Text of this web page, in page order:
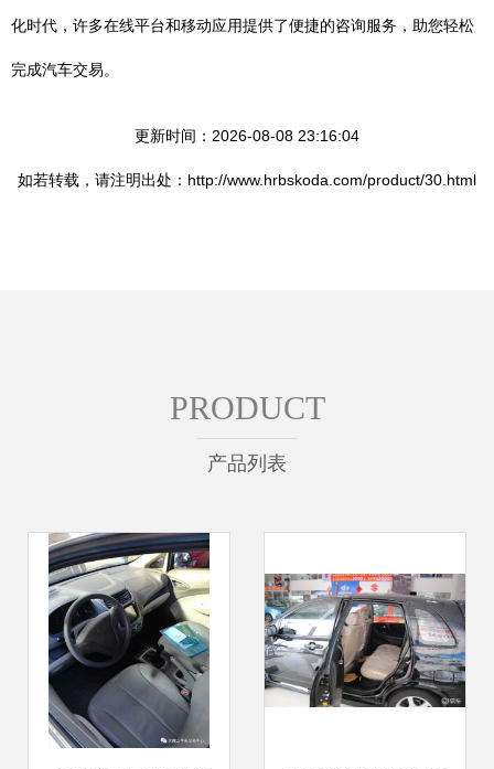
化时代，许多在线平台和移动应用提供了便捷的咨询服务，助您轻松
完成汽车交易。
更新时间：2026-08-08 23:16:04
如若转载，请注明出处：http://www.hrbskoda.com/product/30.html
PRODUCT
产品列表